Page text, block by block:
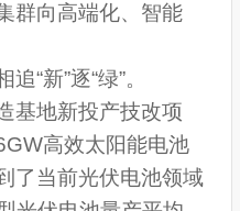
群向高端化、智能
“新”逐“绿”。
基地新投产技改项
高效太阳能电池
了当前光伏电池领域